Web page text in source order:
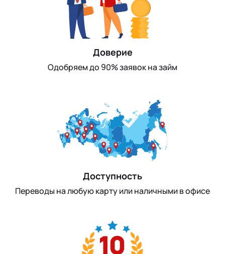
Доверие
Одобряем до 90% заявок на займ
Доступность
Переводы на любую карту или наличными в офисе